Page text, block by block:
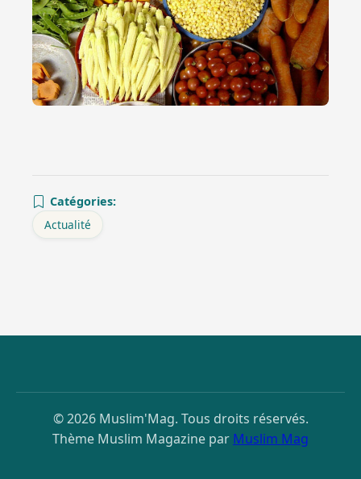
Catégories:
Actualité
© 2026 Muslim'Mag. Tous droits réservés.
Thème Muslim Magazine par Muslim Mag